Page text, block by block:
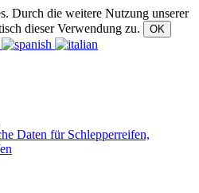
Durch die weitere Nutzung unserer
dieser Verwendung zu.